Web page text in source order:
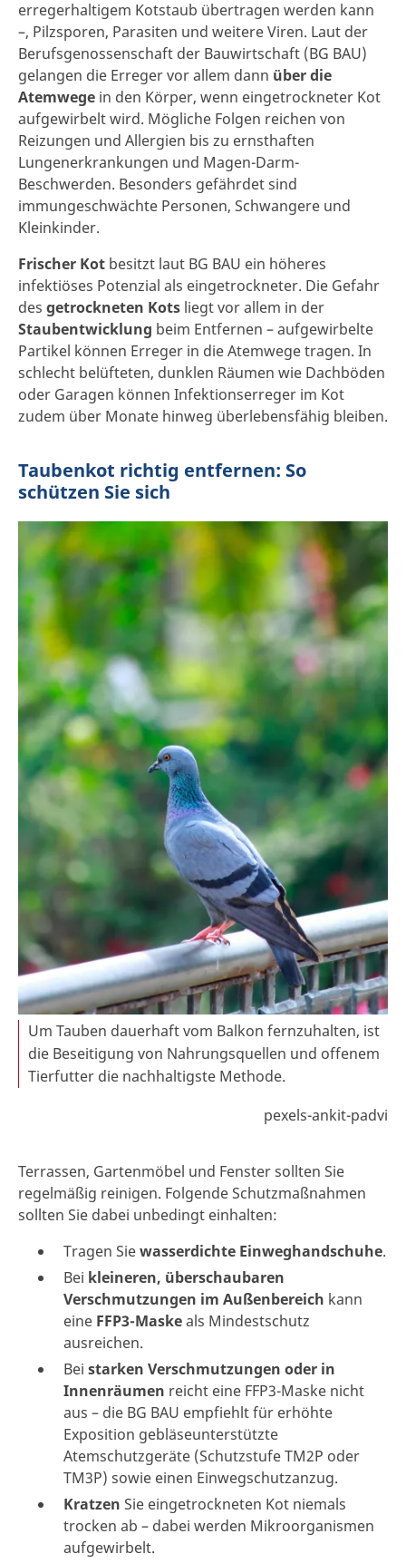
erregerhaltigem Kotstaub übertragen werden kann
–, Pilzsporen, Parasiten und weitere Viren. Laut der
Berufsgenossenschaft der Bauwirtschaft (BG BAU)
gelangen die Erreger vor allem dann über die
Atemwege in den Körper, wenn eingetrockneter Kot
aufgewirbelt wird. Mögliche Folgen reichen von
Reizungen und Allergien bis zu ernsthaften
Lungenerkrankungen und Magen-Darm-
Beschwerden. Besonders gefährdet sind
immungeschwächte Personen, Schwangere und
Kleinkinder.
Frischer Kot besitzt laut BG BAU ein höheres
infektiöses Potenzial als eingetrockneter. Die Gefahr
des getrockneten Kots liegt vor allem in der
Staubentwicklung beim Entfernen – aufgewirbelte
Partikel können Erreger in die Atemwege tragen. In
schlecht belüfteten, dunklen Räumen wie Dachböden
oder Garagen können Infektionserreger im Kot
zudem über Monate hinweg überlebensfähig bleiben.
Taubenkot richtig entfernen: So
schützen Sie sich
Um Tauben dauerhaft vom Balkon fernzuhalten, ist
die Beseitigung von Nahrungsquellen und offenem
Tierfutter die nachhaltigste Methode.
pexels-ankit-padvi
Terrassen, Gartenmöbel und Fenster sollten Sie
regelmäßig reinigen. Folgende Schutzmaßnahmen
sollten Sie dabei unbedingt einhalten:
Tragen Siewasserdichte Einweghandschuhe.
Bei kleineren, überschaubaren
Verschmutzungen im Außenbereich kann
eine FFP3-Maskeals Mindestschutz
ausreichen.
Bei starken Verschmutzungen oder in
Innenräumen reicht eine FFP3-Maske nicht
aus – die BG BAU empfiehlt für erhöhte
Exposition gebläseunterstützte
Atemschutzgeräte (Schutzstufe TM2P oder
TM3P) sowie einen Einwegschutzanzug.
Kratzen Sie eingetrockneten Kot niemals
trocken ab – dabei werden Mikroorganismen
aufgewirbelt.